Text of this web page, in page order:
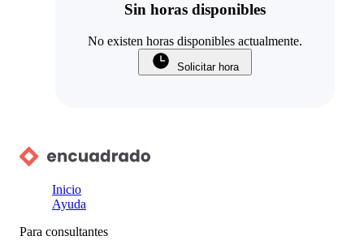
Sin horas disponibles
No existen horas disponibles actualmente.
Solicitar hora
Inicio
Ayuda
Para consultantes